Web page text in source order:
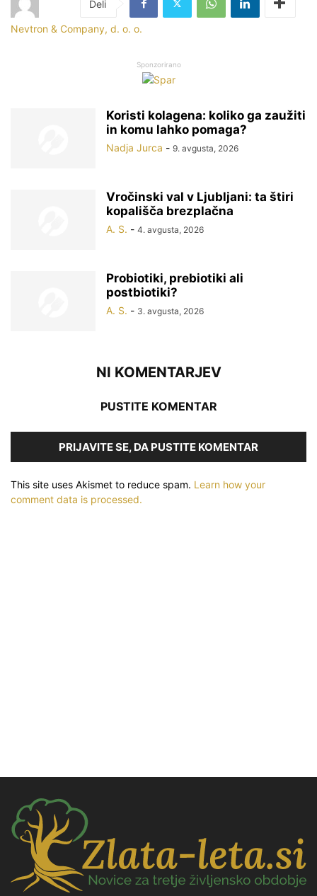
Nevtron & Company, d. o. o.
Sponzorirano
Koristi kolagena: koliko ga zaužiti
in komu lahko pomaga?
Nadja Jurca - 9. avgusta, 2026
Vročinski val v Ljubljani: ta štiri
kopališča brezplačna
A. S. - 4. avgusta, 2026
Probiotiki, prebiotiki ali
postbiotiki?
A. S. - 3. avgusta, 2026
NI KOMENTARJEV
PUSTITE KOMENTAR
PRIJAVITE SE, DA PUSTITE KOMENTAR
This site uses Akismet to reduce spam. Learn how your
comment data is processed.